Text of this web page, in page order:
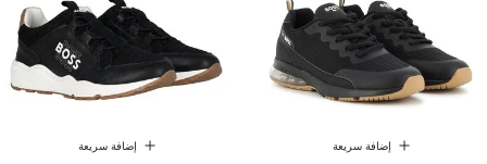
إضافة سريعة إضافة سريعة